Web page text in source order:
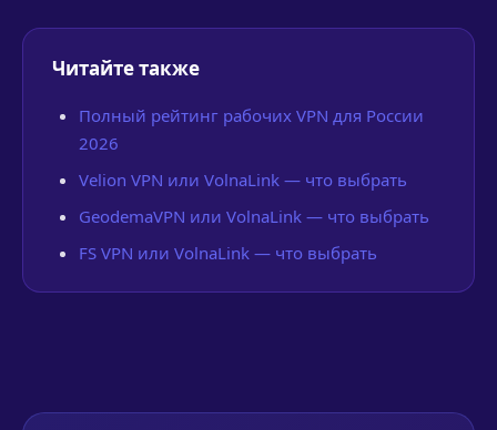
Читайте также
Полный рейтинг рабочих VPN для России
2026
Velion VPN или VolnaLink — что выбрать
GeodemaVPN или VolnaLink — что выбрать
FS VPN или VolnaLink — что выбрать